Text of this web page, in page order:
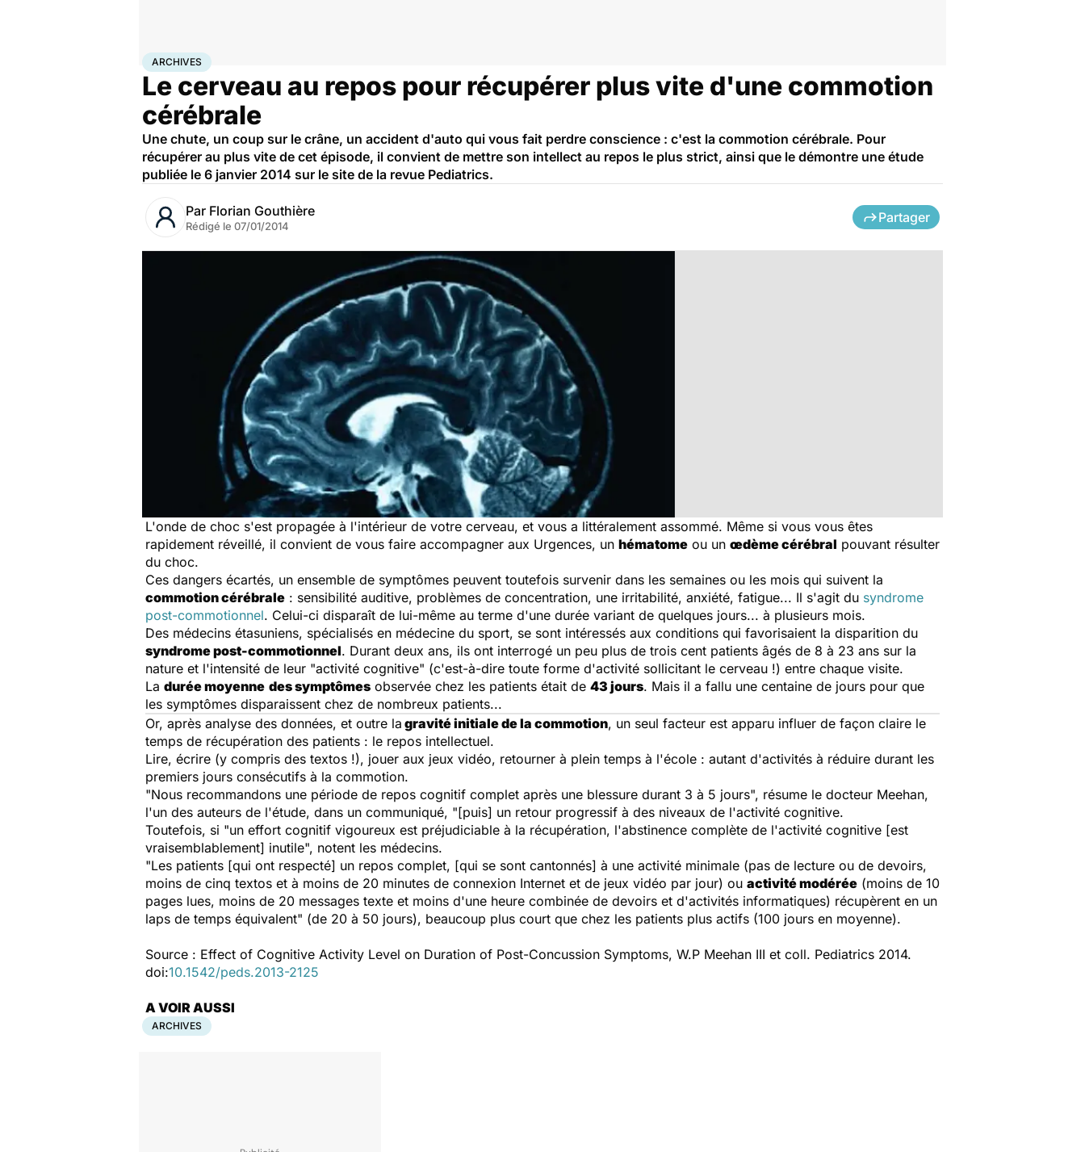
AccueilSanté Archives
ARCHIVES
Le cerveau au repos pour récupérer plus vite d'une commotion
cérébrale
Une chute, un coup sur le crâne, un accident d'auto qui vous fait perdre conscience : c'est la commotion cérébrale. Pour
récupérer au plus vite de cet épisode, il convient de mettre son intellect au repos le plus strict, ainsi que le démontre une étude
publiée le 6 janvier 2014 sur le site de la revue Pediatrics.
Par Florian Gouthière
Rédigé le 07/01/2014
Partager
L'onde de choc s'est propagée à l'intérieur de votre cerveau, et vous a littéralement assommé. Même si vous vous êtes
rapidement réveillé, il convient de vous faire accompagner aux Urgences, un hématome ou un œdème cérébral pouvant résulter
du choc.
Ces dangers écartés, un ensemble de symptômes peuvent toutefois survenir dans les semaines ou les mois qui suivent la
commotion cérébrale : sensibilité auditive, problèmes de concentration, une irritabilité, anxiété, fatigue... Il s'agit du syndrome
post-commotionnel. Celui-ci disparaît de lui-même au terme d'une durée variant de quelques jours... à plusieurs mois.
Des médecins étasuniens, spécialisés en médecine du sport, se sont intéressés aux conditions qui favorisaient la disparition du
syndrome post-commotionnel. Durant deux ans, ils ont interrogé un peu plus de trois cent patients âgés de 8 à 23 ans sur la
nature et l'intensité de leur "activité cognitive" (c'est-à-dire toute forme d'activité sollicitant le cerveau !) entre chaque visite.
La durée moyenne des symptômes observée chez les patients était de 43 jours. Mais il a fallu une centaine de jours pour que
les symptômes disparaissent chez de nombreux patients...
Or, après analyse des données, et outre la gravité initiale de la commotion, un seul facteur est apparu influer de façon claire le
temps de récupération des patients : le repos intellectuel.
Lire, écrire (y compris des textos !), jouer aux jeux vidéo, retourner à plein temps à l'école : autant d'activités à réduire durant les
premiers jours consécutifs à la commotion.
"Nous recommandons une période de repos cognitif complet après une blessure durant 3 à 5 jours", résume le docteur Meehan,
l'un des auteurs de l'étude, dans un communiqué, "[puis] un retour progressif à des niveaux de l'activité cognitive.
Toutefois, si "un effort cognitif vigoureux est préjudiciable à la récupération, l'abstinence complète de l'activité cognitive [est
vraisemblablement] inutile", notent les médecins.
"Les patients [qui ont respecté] un repos complet, [qui se sont cantonnés] à une activité minimale (pas de lecture ou de devoirs,
moins de cinq textos et à moins de 20 minutes de connexion Internet et de jeux vidéo par jour) ou activité modérée (moins de 10
pages lues, moins de 20 messages texte et moins d'une heure combinée de devoirs et d'activités informatiques) récupèrent en un
laps de temps équivalent" (de 20 à 50 jours), beaucoup plus court que chez les patients plus actifs (100 jours en moyenne).
Source : Effect of Cognitive Activity Level on Duration of Post-Concussion Symptoms, W.P Meehan III et coll. Pediatrics 2014.
doi:10.1542/peds.2013-2125
A VOIR AUSSI
ARCHIVES